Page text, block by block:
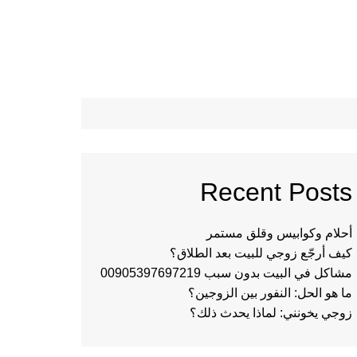
Recent Posts
أحلام وكوابيس وقلق مستمر
كيف أرجّع زوجي للبيت بعد الطلاق؟
مشاكل في البيت بدون سبب 00905397697219
ما هو الحل: النفور بين الزوجين؟
زوجي يخونني: لماذا يحدث ذلك؟